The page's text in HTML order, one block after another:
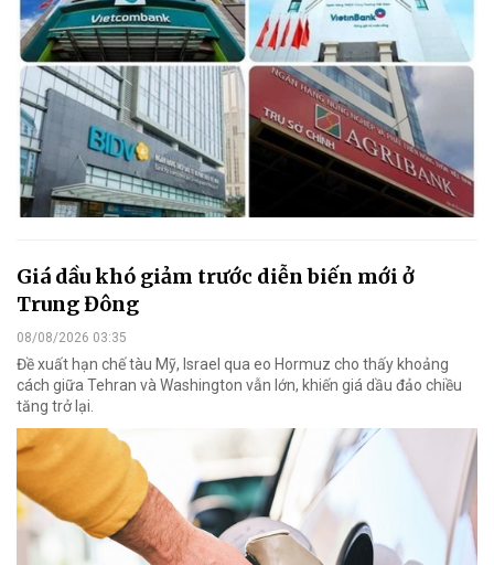
Giá dầu khó giảm trước diễn biến mới ở
Trung Đông
08/08/2026 03:35
Đề xuất hạn chế tàu Mỹ, Israel qua eo Hormuz cho thấy khoảng
cách giữa Tehran và Washington vẫn lớn, khiến giá dầu đảo chiều
tăng trở lại.